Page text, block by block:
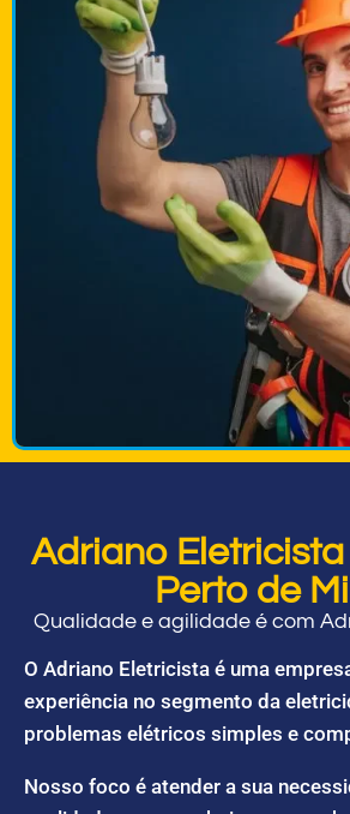
Adriano
Perto de
Qualidade e agilidade é com
O Adriano Eletricista é uma
experiência no segmento da
problemas elétricos simples e
Nosso foco é atender a sua